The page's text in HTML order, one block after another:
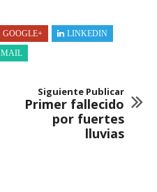
GOOGLE+
LINKEDIN
MAIL
Siguiente Publicar
Primer fallecido
por fuertes
lluvias